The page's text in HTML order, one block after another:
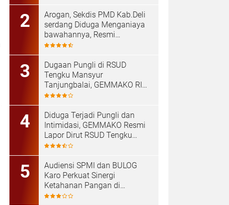
‎Arogan, Sekdis PMD Kab.Deli
serdang Diduga Menganiaya
bawahannya, Resmi
Dilaporkan ke Poldasu
Dugaan Pungli di RSUD
Tengku Mansyur
Tanjungbalai, GEMMAKO RI
Minta Penegak Hukum Usut
Diduga Terjadi Pungli dan
Intimidasi, GEMMAKO Resmi
Lapor Dirut RSUD Tengku
Mansyur ke Kejaksaan
Audiensi SPMI dan BULOG
Karo Perkuat Sinergi
Ketahanan Pangan di
Kabanjahe